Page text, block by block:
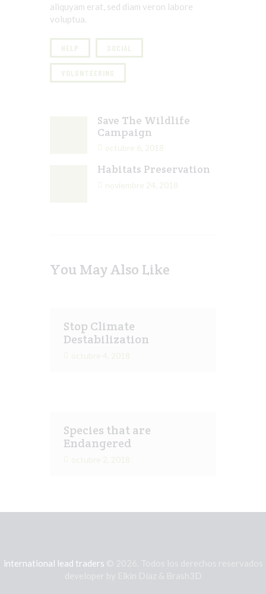
aliquyam erat, sed diam veron labore
voluptua.
HELP SOCIAL
VOLUNTEERING
Save The Wildlife
Campaign
octubre 6, 2018
Habitats Preservation
noviembre 24, 2018
You May Also Like
Stop Climate
Destabilization
octubre 4, 2018
Species that are
Endangered
octubre 2, 2018
international lead traders